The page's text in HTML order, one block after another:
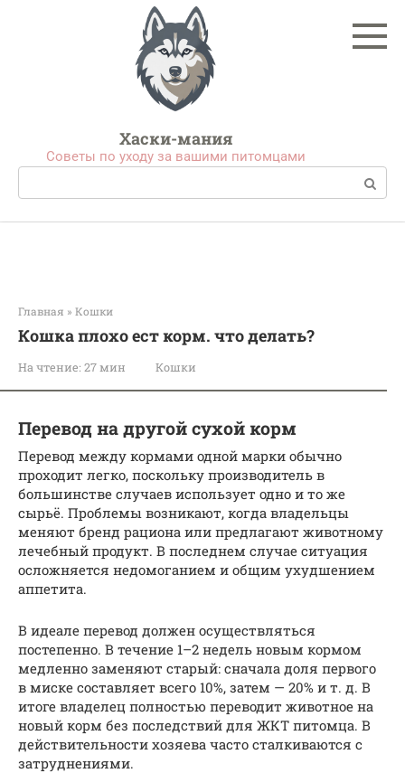
Хаски-мания
Советы по уходу за вашими питомцами
Поиск:
Главная » Кошки
Кошка плохо ест корм. что делать?
На чтение: 27 мин Кошки
Перевод на другой сухой корм
Перевод между кормами одной марки обычно
проходит легко, поскольку производитель в
большинстве случаев использует одно и то же
сырьё. Проблемы возникают, когда владельцы
меняют бренд рациона или предлагают животному
лечебный продукт. В последнем случае ситуация
осложняется недомоганием и общим ухудшением
аппетита.
В идеале перевод должен осуществляться
постепенно. В течение 1–2 недель новым кормом
медленно заменяют старый: сначала доля первого
в миске составляет всего 10%, затем — 20% и т. д. В
итоге владелец полностью переводит животное на
новый корм без последствий для ЖКТ питомца. В
действительности хозяева часто сталкиваются с
затруднениями.